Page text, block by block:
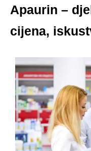
Apaurin –
cijena,